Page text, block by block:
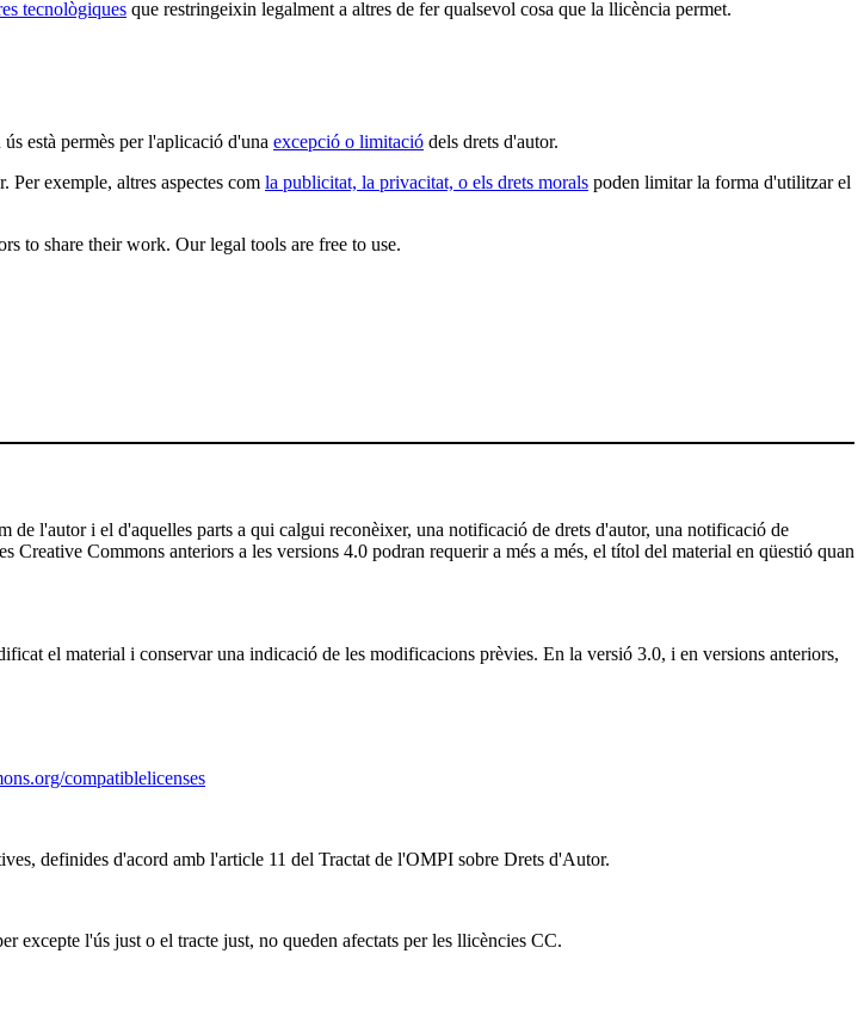
tecnològiques que restringeixin legalment a altres de fer qualsevol cosa que la llicència permet.
està permès per l'aplicació d'una excepció o limitació dels drets d'autor.
exemple, altres aspectes com la publicitat, la privacitat, o els drets morals poden limitar la forma d'utilitzar el
to share their work. Our legal tools are free to use.
l'autor i el d'aquelles parts a qui calgui reconèixer, una notificació de drets d'autor, una notificació de
Commons anteriors a les versions 4.0 podran requerir a més a més, el títol del material en qüestió quan
el material i conservar una indicació de les modificacions prèvies. En la versió 3.0, i en versions anteriors,
compatiblelicenses
definides d'acord amb l'article 11 del Tractat de l'OMPI sobre Drets d'Autor.
excepte l'ús just o el tracte just, no queden afectats per les llicències CC.